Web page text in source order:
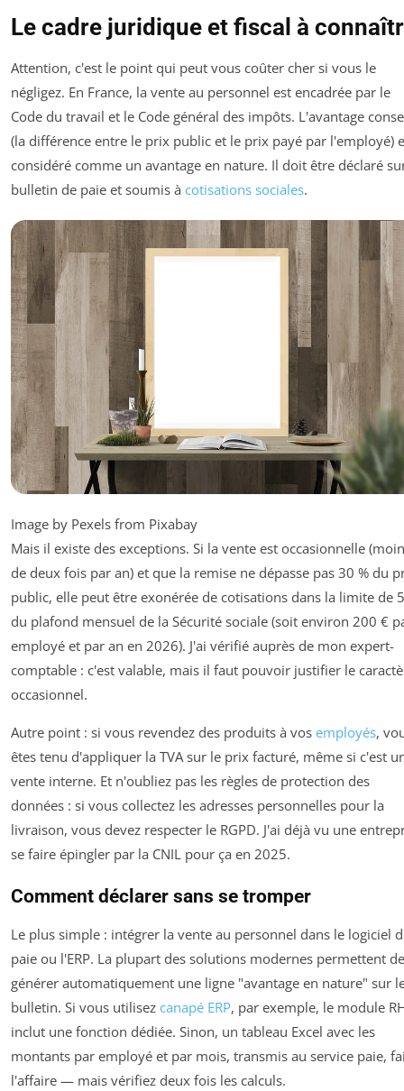
Le cadre juridique et fiscal à
Attention, c'est le point qui peut vous coûter cher si vous le
négligez. En France, la vente au personnel est encadrée par le
Code du travail et le Code général des impôts. L'avantage
(la différence entre le prix public et le prix payé par l'employé)
considéré comme un avantage en nature. Il doit être déclaré
bulletin de paie et soumis à cotisations sociales.
Image by Pexels from Pixabay
Mais il existe des exceptions. Si la vente est occasionnelle
de deux fois par an) et que la remise ne dépasse pas 30 % du
public, elle peut être exonérée de cotisations dans la limite de
du plafond mensuel de la Sécurité sociale (soit environ 200 €
employé et par an en 2026). J'ai vérifié auprès de mon expert-
comptable : c'est valable, mais il faut pouvoir justifier le
occasionnel.
Autre point : si vous revendez des produits à vos employés,
êtes tenu d'appliquer la TVA sur le prix facturé, même si c'est
vente interne. Et n'oubliez pas les règles de protection des
données : si vous collectez les adresses personnelles pour la
livraison, vous devez respecter le RGPD. J'ai déjà vu une
se faire épingler par la CNIL pour ça en 2025.
Comment déclarer sans se tromper
Le plus simple : intégrer la vente au personnel dans le logiciel
paie ou l'ERP. La plupart des solutions modernes permettent de
générer automatiquement une ligne "avantage en nature" sur
bulletin. Si vous utilisez canapé ERP, par exemple, le module
inclut une fonction dédiée. Sinon, un tableau Excel avec les
montants par employé et par mois, transmis au service paie,
l'affaire — mais vérifiez deux fois les calculs.